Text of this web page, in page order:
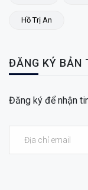
Hồ Trị An
ĐĂNG KÝ BẢN
Đăng ký để nhận